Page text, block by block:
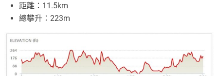
距離：11.5km
總攀升：223m